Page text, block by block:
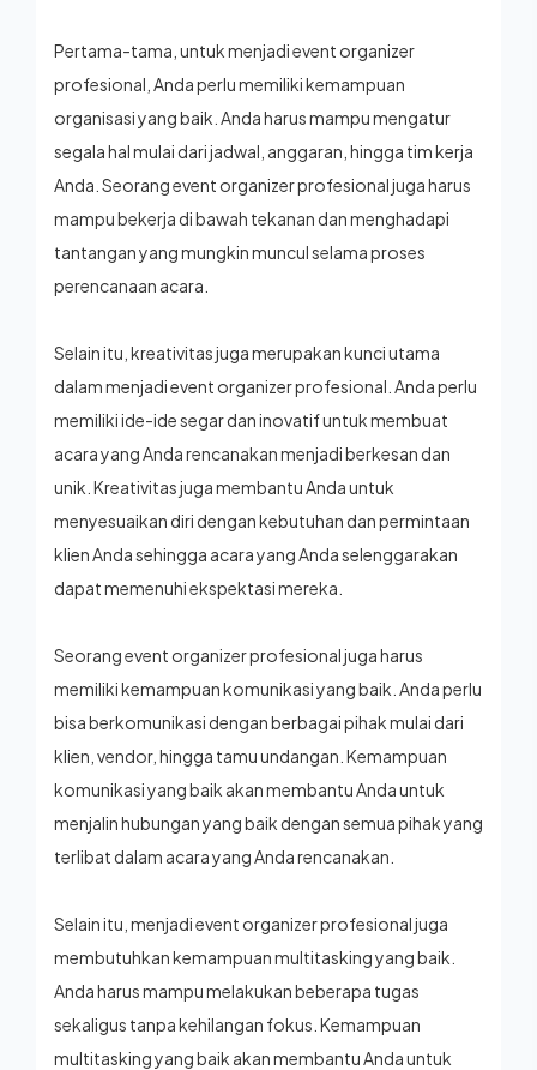
Pertama-tama, untuk menjadi event organizer
profesional, Anda perlu memiliki kemampuan
organisasi yang baik. Anda harus mampu mengatur
segala hal mulai dari jadwal, anggaran, hingga tim kerja
Anda. Seorang event organizer profesional juga harus
mampu bekerja di bawah tekanan dan menghadapi
tantangan yang mungkin muncul selama proses
perencanaan acara.
Selain itu, kreativitas juga merupakan kunci utama
dalam menjadi event organizer profesional. Anda perlu
memiliki ide-ide segar dan inovatif untuk membuat
acara yang Anda rencanakan menjadi berkesan dan
unik. Kreativitas juga membantu Anda untuk
menyesuaikan diri dengan kebutuhan dan permintaan
klien Anda sehingga acara yang Anda selenggarakan
dapat memenuhi ekspektasi mereka.
Seorang event organizer profesional juga harus
memiliki kemampuan komunikasi yang baik. Anda perlu
bisa berkomunikasi dengan berbagai pihak mulai dari
klien, vendor, hingga tamu undangan. Kemampuan
komunikasi yang baik akan membantu Anda untuk
menjalin hubungan yang baik dengan semua pihak yang
terlibat dalam acara yang Anda rencanakan.
Selain itu, menjadi event organizer profesional juga
membutuhkan kemampuan multitasking yang baik.
Anda harus mampu melakukan beberapa tugas
sekaligus tanpa kehilangan fokus. Kemampuan
multitasking yang baik akan membantu Anda untuk